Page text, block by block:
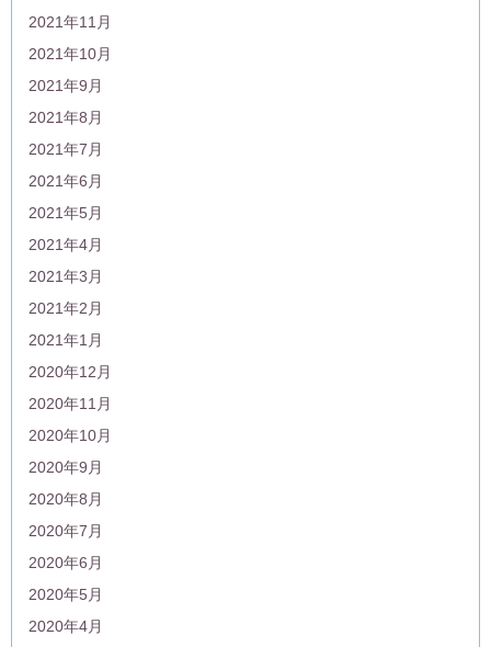
2021年11月
2021年10月
2021年9月
2021年8月
2021年7月
2021年6月
2021年5月
2021年4月
2021年3月
2021年2月
2021年1月
2020年12月
2020年11月
2020年10月
2020年9月
2020年8月
2020年7月
2020年6月
2020年5月
2020年4月